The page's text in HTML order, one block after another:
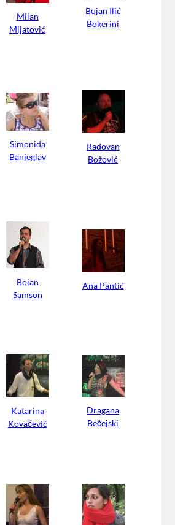
Milan
Mijatović
Bojan Ilić
Bokerini
Simonida
Banjeglav
Radovan
Božović
Bojan
Samson
Ana Pantić
Katarina
Kovačević
Dragana
Bečejski